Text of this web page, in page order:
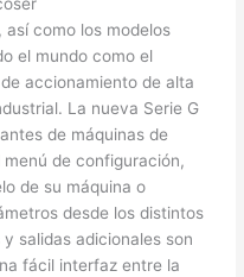
así como los modelos
el mundo como el
accionamiento de alta
La nueva Serie G
de máquinas de
de configuración,
de su máquina o
desde los distintos
salidas adicionales son
fácil interfaz entre la